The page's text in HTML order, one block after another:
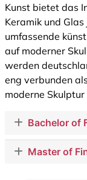
Kunst bietet das
Keramik und
umfassende
auf moderner
werden
eng verbunden
moderne
Bachelor of
Master of